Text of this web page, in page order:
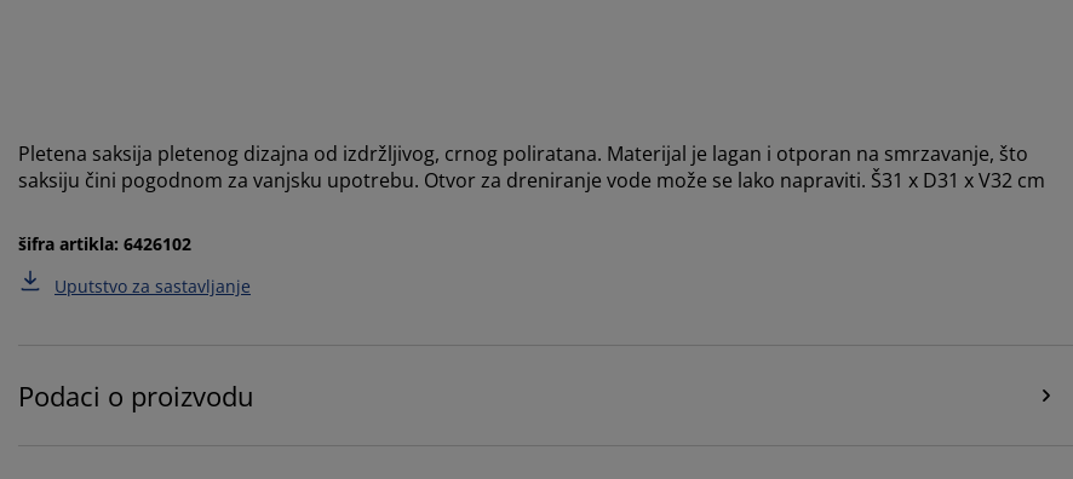
Pletena saksija pletenog dizajna od izdržljivog, crnog poliratana. Materijal je lagan i otporan na smrzavanje, što
saksiju čini pogodnom za vanjsku upotrebu. Otvor za dreniranje vode može se lako napraviti. Š31 x D31 x V32 cm
šifra artikla: 6426102
Uputstvo za sastavljanje
Podaci o proizvodu